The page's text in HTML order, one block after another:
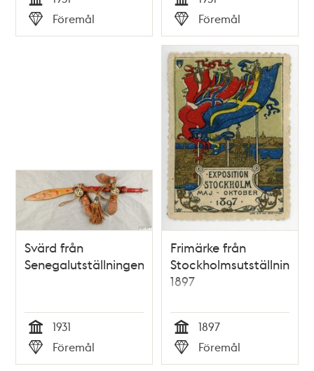
Tid
Typ
Föremål Tid
Typ
Föremål
Svärd från
Senegalutställningen
Tid
1931
Typ
Föremål
Frimärke från
Stockholmsutställningen
1897
Tid
1897
Typ
Föremål